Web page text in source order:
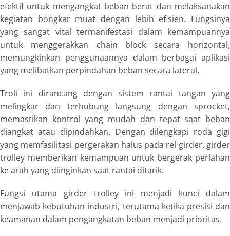
efektif untuk mengangkat beban berat dan melaksanakan
kegiatan bongkar muat dengan lebih efisien. Fungsinya
yang sangat vital termanifestasi dalam kemampuannya
untuk menggerakkan chain block secara horizontal,
memungkinkan penggunaannya dalam berbagai aplikasi
yang melibatkan perpindahan beban secara lateral.
Troli ini dirancang dengan sistem rantai tangan yang
melingkar dan terhubung langsung dengan sprocket,
memastikan kontrol yang mudah dan tepat saat beban
diangkat atau dipindahkan. Dengan dilengkapi roda gigi
yang memfasilitasi pergerakan halus pada rel girder, girder
trolley memberikan kemampuan untuk bergerak perlahan
ke arah yang diinginkan saat rantai ditarik.
Fungsi utama girder trolley ini menjadi kunci dalam
menjawab kebutuhan industri, terutama ketika presisi dan
keamanan dalam pengangkatan beban menjadi prioritas.